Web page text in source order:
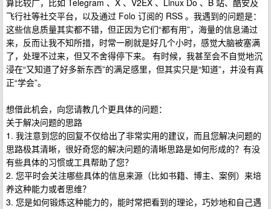
算比较广，比如 Telegram 、X 、V2EX 、Linux Do 、B 站、酷安及
飞行社等社交平台，以及通过 Folo 订阅的 RSS 。我遇到的问题是：
这些信息质量其实都不错，但正因为它们“都有用”，海量的信息涌过
来，反而让我不知所措，时常一刷就是好几个小时，感觉大脑被塞满
了，处理不过来，但又不舍得停下来。 有时候，我甚至会不自觉地沉
浸在“又知道了好多新东西”的满足感里，但其实只是“知道”，并没有真
正“学会”。
想借此机会，向您请教几个更具体的问题：
关于解决问题的思路
1. 我注意到您的回复不仅给出了非常实用的建议，而且您解决问题的
思路极其清晰，很好奇您的解决问题的清晰思路是如何形成的？有没
有些具体的习惯或工具帮助了您？
2. 您平时会关注哪些具体的信息来源（比如书籍、博主、案例）来培
养这种能力或者思维？
3. 您是如何锻炼这种能力的，能时常把看到的理论，巧妙地和自己遇